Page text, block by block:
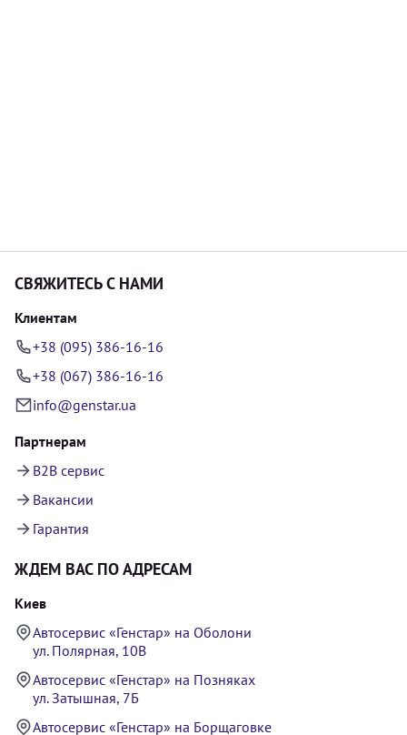
СВЯЖИТЕСЬ С НАМИ
Клиентам
+38 (095) 386-16-16
+38 (067) 386-16-16
info@genstar.ua
Партнерам
B2B сервис
Вакансии
Гарантия
ЖДЕМ ВАС ПО АДРЕСАМ
Киев
Автосервис «Генстар» на Оболони
ул. Полярная, 10В
Автосервис «Генстар» на Позняках
ул. Затышная, 7Б
Автосервис «Генстар» на Борщаговке